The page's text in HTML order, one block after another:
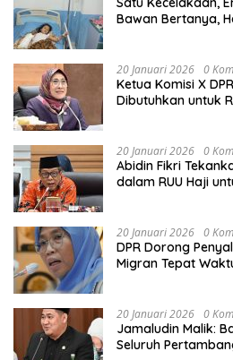
Bawan Bertanya,
20 Januari 2026 0
Ketua Komisi X
Dibutuhkan untuk
20 Januari 2026 0
Abidin Fikri
dalam RUU Haji
20 Januari 2026 0
DPR Dorong
Migran Tepat
20 Januari 2026 0
Jamaludin Malik:
Seluruh